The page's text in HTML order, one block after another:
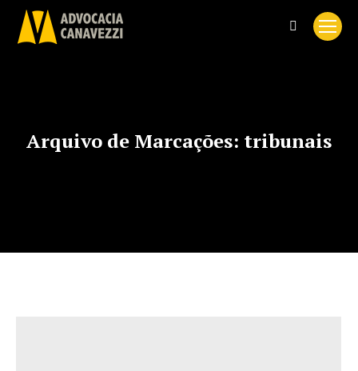
Search:
Arquivo de Marcações: tribunais